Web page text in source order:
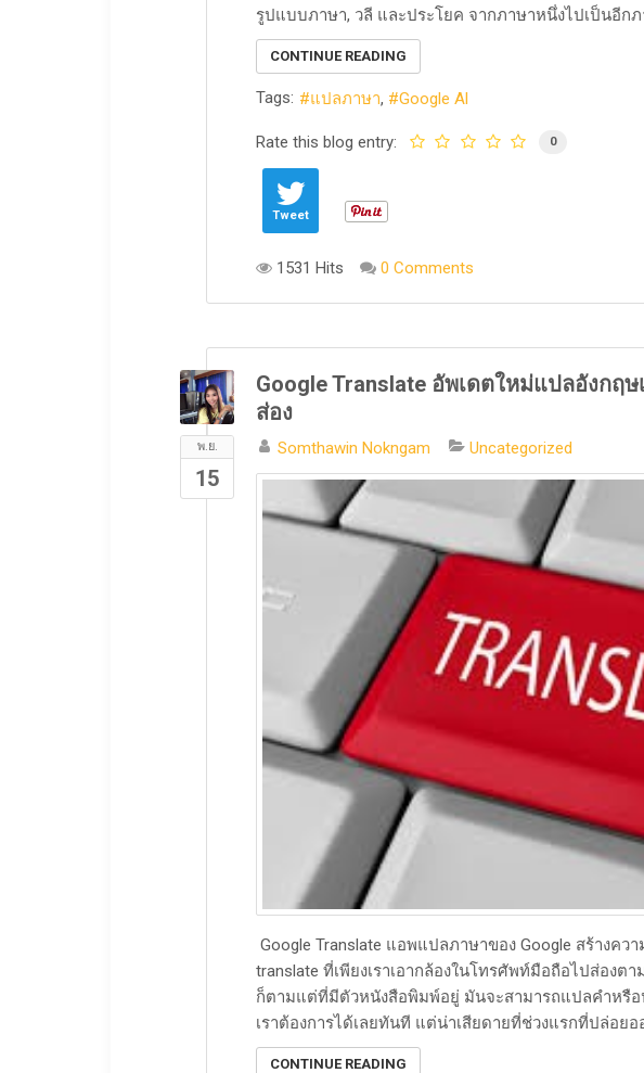
รูปแบบภาษา, วลี และประโยค จากภาษาหนึ่งไปเป็นอีกภ
CONTINUE READING
Tags: แปลภาษา Google Al
Rate this blog entry: 0
Tweet
1531 Hits 0 Comments
พ.ย.
15
Google Translate อัพเดตใหม่แปลอังกฤ
ส่อง
Somthawin Nokngam Uncategorized
Google Translate แอพแปลภาษาของ Google สร้างค
translate ที่เพียงเราเอากล้องในโทรศัพท์มือถือไปส่องต
ก็ตามแต่ที่มีตัวหนังสือพิมพ์อยู่ มันจะสามารถแปลคำหรื
เราต้องการได้เลยทันที แต่น่าเสียดายที่ช่วงแรกที่ปล่อยอ
CONTINUE READING